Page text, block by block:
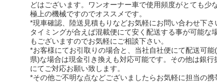
どはございます。ワンオーナー車で使用頻度がとても少
極上の機械ですのでオススメです。
*現車確認、陸送見積もりなどお気軽にお問い合わせ下さ
タイミングが合えば混載便にて安く配送する事が可能な
もございますのでお気軽にご相談下さい。
*お客様にてお引取りの場合と、当社自社便にて配送可能
県)な場合は現金引き換えも対応可能です。その他は銀行
にてご対応お願い致します。
*その他ご不明な点などございましたらお気軽に担当の携